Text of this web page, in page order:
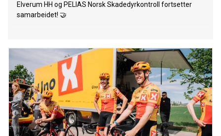
Elverum HH og PELIAS Norsk Skadedyrkontroll fortsetter
samarbeidet! 🤝